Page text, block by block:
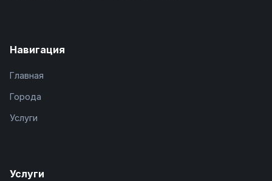
Навигация
Главная
Города
Услуги
Услуги